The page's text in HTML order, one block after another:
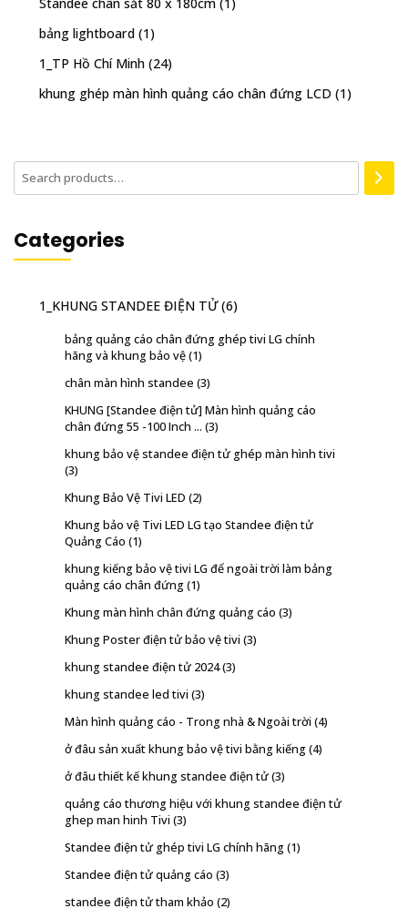
bảng lightboard (1)
1_TP Hồ Chí Minh (24)
khung ghép màn hình quảng cáo chân đứng LCD (1)
Categories
1_KHUNG STANDEE ĐIỆN TỬ (6)
bảng quảng cáo chân đứng ghép tivi LG chính
hãng và khung bảo vệ(1)
chân màn hình standee (3)
KHUNG [Standee điện tử] Màn hình quảng cáo
chân đứng 55 -100 Inch ... (3)
khung bảo vệ standee điện tử ghép màn hình tivi
(3)
Khung Bảo Vệ Tivi LED (2)
Khung bảo vệ Tivi LED LG tạo Standee điện tử
Quảng Cáo (1)
khung kiếng bảo vệ tivi LG để ngoài trời làm bảng
quảng cáo chân đứng(1)
Khung màn hình chân đứng quảng cáo (3)
Khung Poster điện tử bảo vệ tivi (3)
khung standee điện tử 2024(3)
khung standee led tivi (3)
Màn hình quảng cáo - Trong nhà & Ngoài trời (4)
ở đâu sản xuất khung bảo vệ tivi bằng kiếng(4)
ở đâu thiết kế khung standee điện tử(3)
quảng cáo thương hiệu với khung standee điện tử
ghep man hinh Tivi (3)
Standee điện tử ghép tivi LG chính hãng(1)
Standee điện tử quảng cáo (3)
standee điện tử tham khảo (2)